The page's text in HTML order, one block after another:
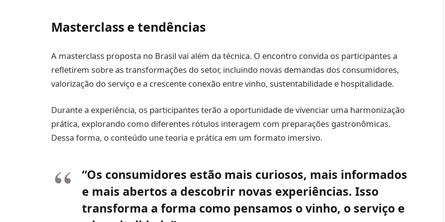
Masterclass e tendências
A masterclass proposta no Brasil vai além da técnica. O encontro convida os participantes a
refletirem sobre as transformações do setor, incluindo novas demandas dos consumidores,
valorização do serviço e a crescente conexão entre vinho, sustentabilidade e hospitalidade.
Durante a experiência, os participantes terão a oportunidade de vivenciar uma harmonização
prática, explorando como diferentes rótulos interagem com preparações gastronômicas.
Dessa forma, o conteúdo une teoria e prática em um formato imersivo.
“Os consumidores estão mais curiosos, mais informados
e mais abertos a descobrir novas experiências. Isso
transforma a forma como pensamos o vinho, o serviço e